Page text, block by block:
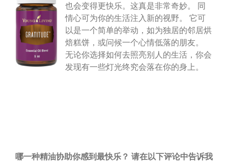
也会变得更快乐。这真是非常奇妙。 同
情心可为你的生活注入新的视野。 它可
以是一个简单的举动，如为独居的邻居烘
焙糕饼，或问候一个心情低落的朋友。
无论你选择如何去照亮别人的生活，你会
发现有一些灯光终究会落在你的身上。
哪一种精油协助你感到最快乐？ 请在以下评论中告诉我